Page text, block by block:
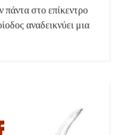
πάντα στο επίκεντρο
αναδεικνύει μια